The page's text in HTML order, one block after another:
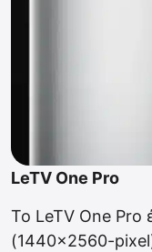
LeTV One Pro
To LeTV One Pro
(1440×2560-